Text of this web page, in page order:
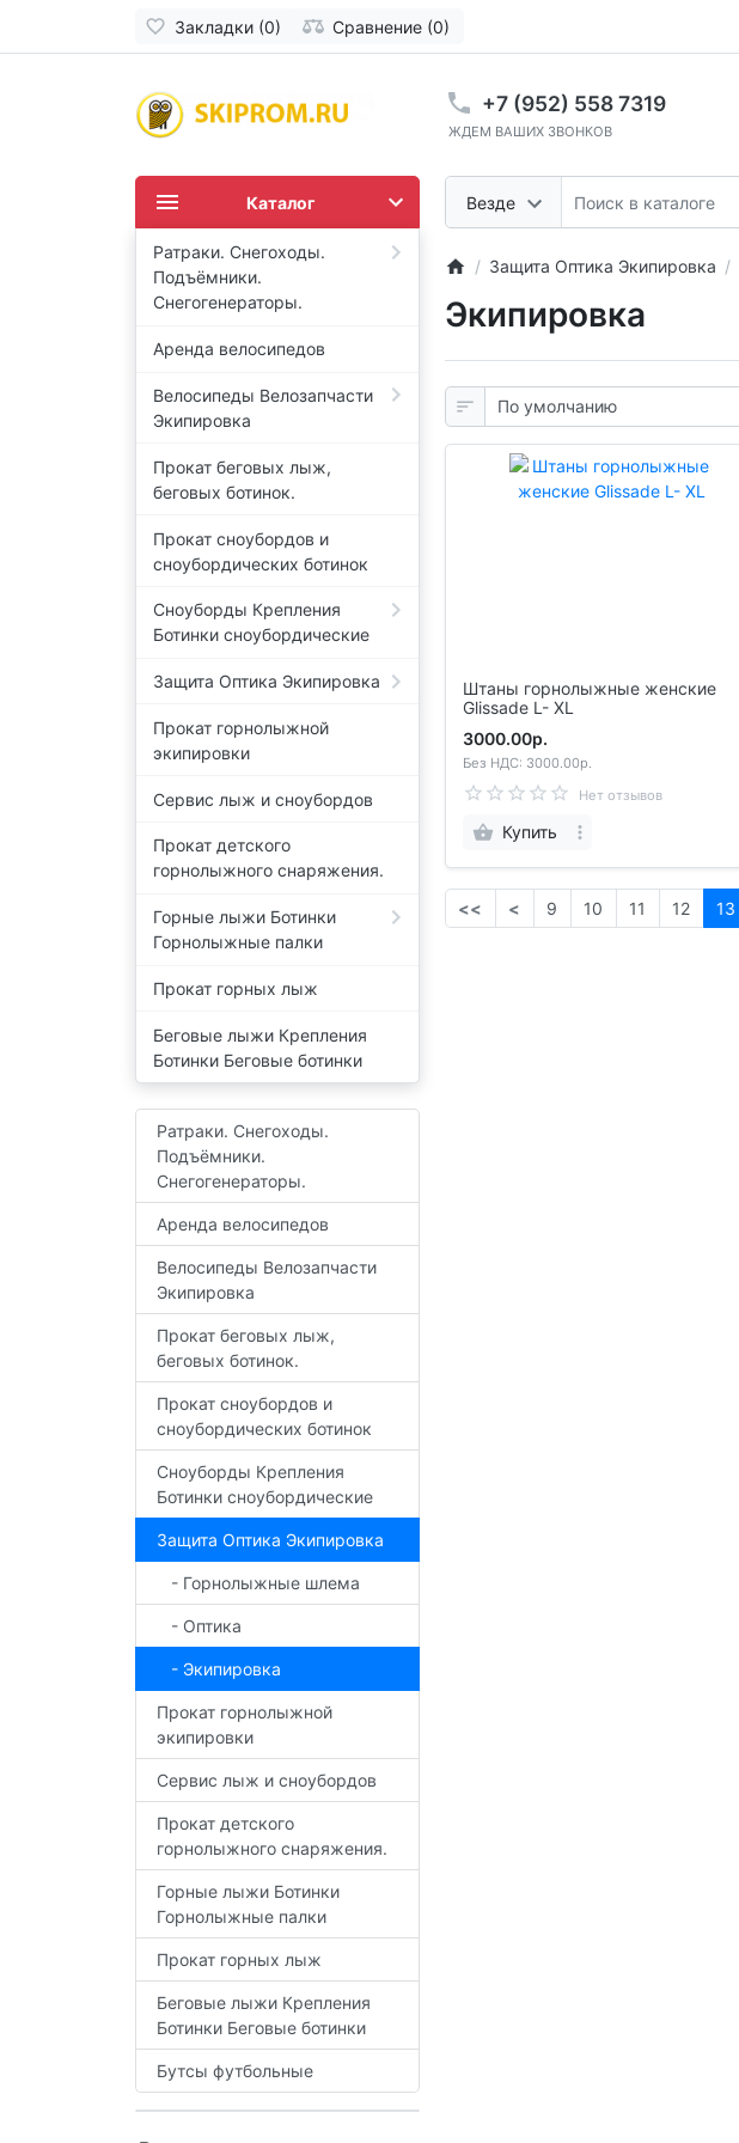
Закладки (0) Сравнение (0)
+7 (952) 558 7319
ЖДЕМ ВАШИХ ЗВОНКОВ
Везде
Каталог
Ратраки. Снегоходы.
Подъёмники.
Снегогенераторы.
Аренда велосипедов
Велосипеды Велозапчасти
Экипировка
Прокат беговых лыж,
беговых ботинок.
Прокат сноубордов и
сноубордических ботинок
Сноуборды Крепления
Ботинки сноубордические
Защита Оптика Экипировка
Прокат горнолыжной
экипировки
Сервис лыж и сноубордов
Прокат детского
горнолыжного снаряжения.
Горные лыжи Ботинки
Горнолыжные палки
Прокат горных лыж
Беговые лыжи Крепления
Ботинки Беговые ботинки
Ратраки. Снегоходы.
Подъёмники.
Снегогенераторы.
Аренда велосипедов
Велосипеды Велозапчасти
Экипировка
Прокат беговых лыж,
беговых ботинок.
Прокат сноубордов и
сноубордических ботинок
Сноуборды Крепления
Ботинки сноубордические
Защита Оптика Экипировка
- Горнолыжные шлема
- Оптика
- Экипировка
Прокат горнолыжной
экипировки
Сервис лыж и сноубордов
Прокат детского
горнолыжного снаряжения.
Горные лыжи Ботинки
Горнолыжные палки
Прокат горных лыж
Беговые лыжи Крепления
Ботинки Беговые ботинки
Бутсы футбольные
Защита Оптика Экипировка
Экипировка
Штаны горнолыжные женские
Glissade L- XL
3000.00р.
Без НДС: 3000.00р.
Нет отзывов
Купить
<< < 9 10 11 12 13